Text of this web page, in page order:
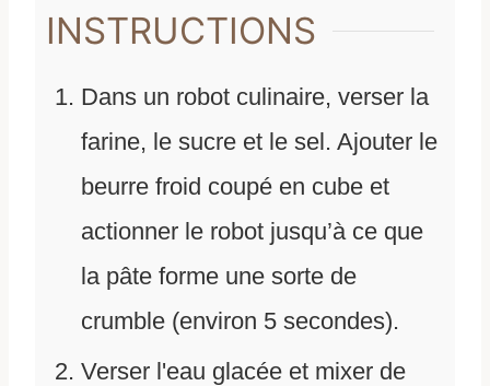
INSTRUCTIONS
Dans un robot culinaire, verser la
farine, le sucre et le sel. Ajouter le
beurre froid coupé en cube et
actionner le robot jusqu’à ce que
la pâte forme une sorte de
crumble (environ 5 secondes).
Verser l'eau glacée et mixer de